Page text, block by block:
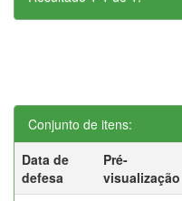
Conjunto de itens:
Data de
defesa
Pré-
visualização